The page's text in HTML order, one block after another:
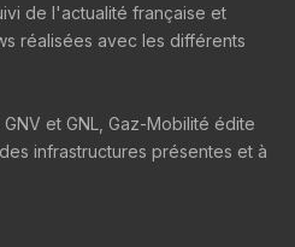
de l'actualité française et
réalisées avec les différents
et GNL, Gaz-Mobilité édite
infrastructures présentes et à